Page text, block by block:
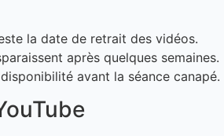
la date de retrait des vidéos.
après quelques semaines.
avant la séance canapé.